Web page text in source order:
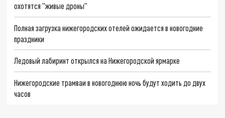
охотятся "живые дроны"
Полная загрузка нижегородских отелей ожидается в новогодние
праздники
Ледовый лабиринт открылся на Нижегородской ярмарке
Нижегородские трамваи в новогоднюю ночь будут ходить до двух
часов